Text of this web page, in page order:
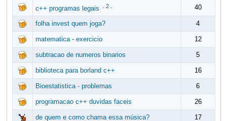
c++ programas legais 2. 40
folha invest quem joga? 4
matematica - exercicio 12
subtracao de numeros binarios 5
biblioteca para borland c++ 16
Bioestatistica - problemas 6
programacao c++ duvidas faceis 26
de quem e como chama essa música? 17